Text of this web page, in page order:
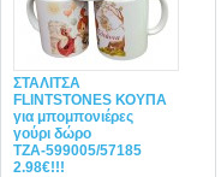
ΣΤΑΛΙΤΣΑ
FLINTSTONES ΚΟΥΠΑ
για μπομπονιέρες
γούρι δώρο
ΤΖΑ-599005/57185
2.98€!!!